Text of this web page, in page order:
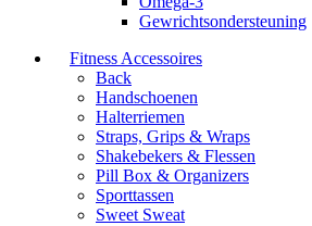
Gewrichtsondersteuning
Fitness Accessoires
Back
Handschoenen
Halterriemen
Straps, Grips & Wraps
Shakebekers & Flessen
Pill Box & Organizers
Sporttassen
Sweet Sweat